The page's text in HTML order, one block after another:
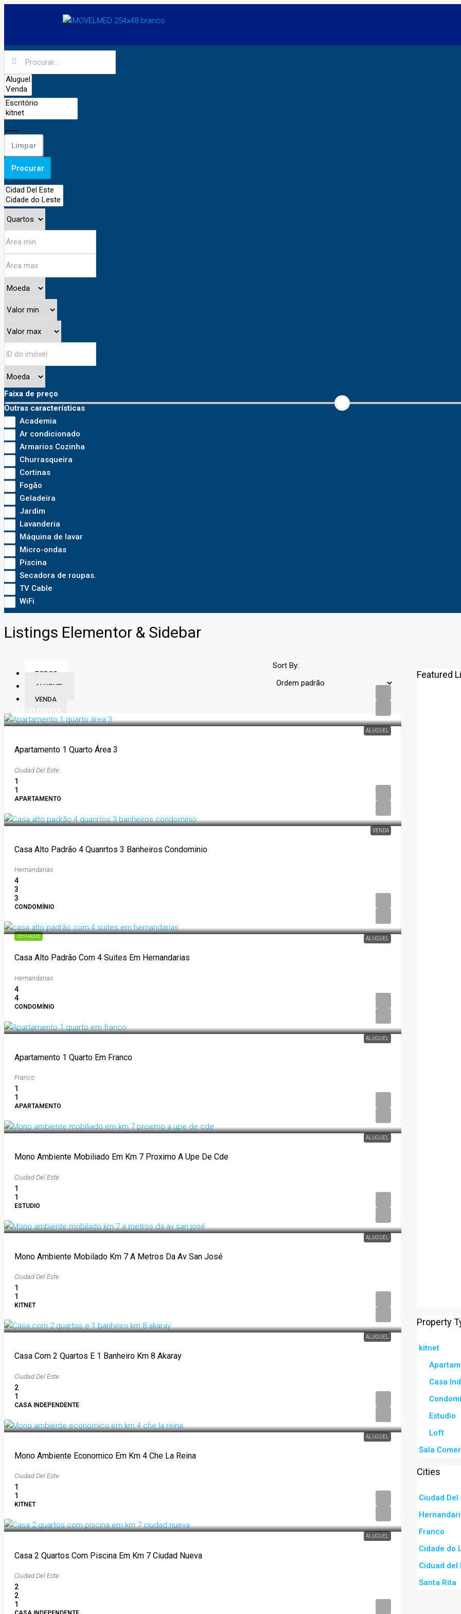
Limpar
Procurar
Faixa de preço
Outras características
Academia
Ar condicionado
Armarios Cozinha
Churrasqueira
Cortinas
Fogão
Geladeira
Jardim
Lavanderia
Máquina de lavar
Micro-ondas
Piscina
Secadora de roupas.
TV Cable
WiFi
Listings Elementor & Sidebar
TODOS
ALUGUEL
VENDA
Sort By:
ALUGUEL
Apartamento 1 Quarto Área 3
Ciudad Del Este
1
1
APARTAMENTO
VENDA
Casa Alto Padrão 4 Quanrtos 3 Banheiros Condominio
Hernandarias
4
3
3
CONDOMÍNIO
DESTAQUE ALUGUEL
Casa Alto Padrão Com 4 Suites Em Hernandarias
Hernandarias
4
4
CONDOMÍNIO
ALUGUEL
Apartamento 1 Quarto Em Franco
Franco
1
1
APARTAMENTO
ALUGUEL
Mono Ambiente Mobiliado Em Km 7 Proximo A Upe De Cde
Ciudad Del Este
1
1
ESTUDIO
ALUGUEL
Mono Ambiente Mobilado Km 7 A Metros Da Av San José
Ciudad Del Este
1
1
KITNET
ALUGUEL
Casa Com 2 Quartos E 1 Banheiro Km 8 Akaray
Ciudad Del Este
2
1
CASA INDEPENDENTE
ALUGUEL
Mono Ambiente Economico Em Km 4 Che La Reina
Ciudad Del Este
1
1
KITNET
ALUGUEL
Casa 2 Quartos Com Piscina Em Km 7 Ciudad Nueva
Ciudad Del Este
2
2
1
Featured
Property
kitnet
Casa
Estudio
Loft
Sala
Cities
Ciudad Del
Franco
Cidade do
Ciduad del
Santa Rita